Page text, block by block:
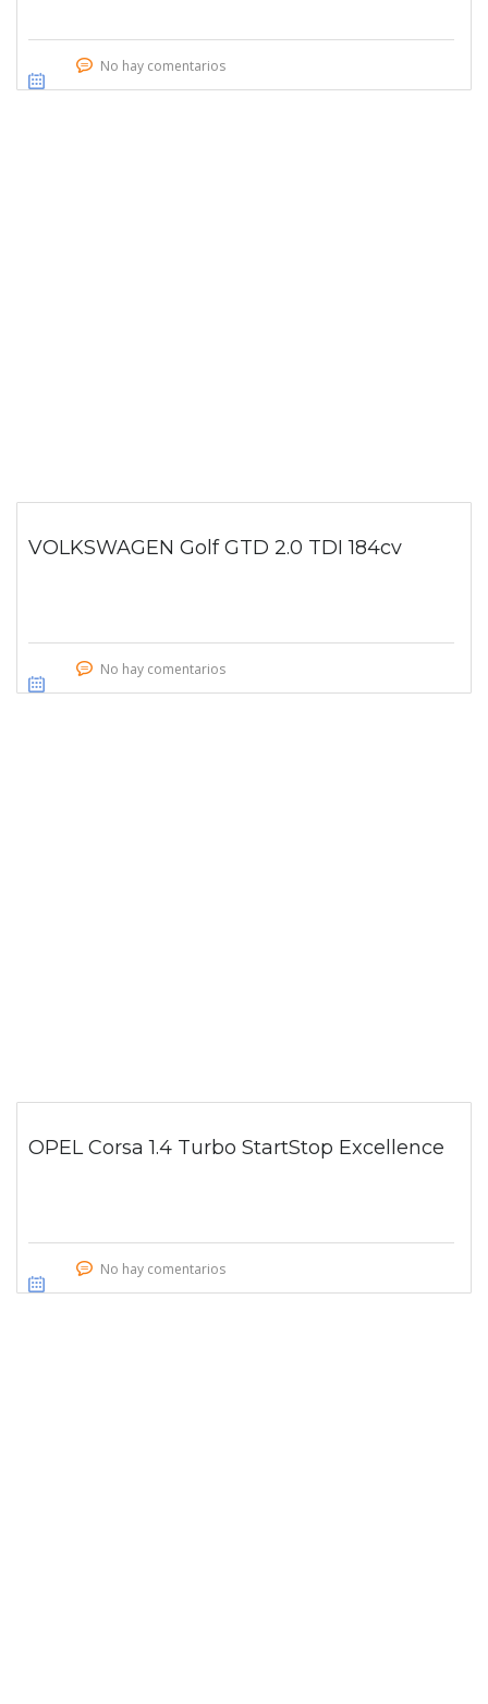
No hay comentarios
VOLKSWAGEN Golf GTD 2.0 TDI 184cv
No hay comentarios
OPEL Corsa 1.4 Turbo StartStop Excellence
No hay comentarios